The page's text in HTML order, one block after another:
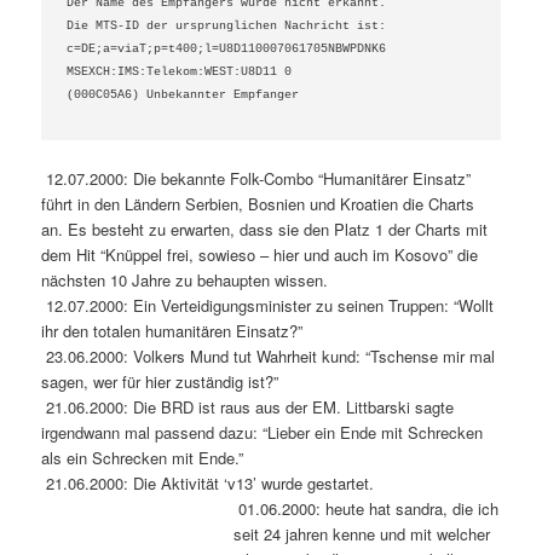
Der Name des Empfangers wurde nicht erkannt.
Die MTS-ID der ursprunglichen Nachricht ist:
c=DE;a=viaT;p=t400;l=U8D110007061705NBWPDNK6
MSEXCH:IMS:Telekom:WEST:U8D11 0
(000C05A6) Unbekannter Empfanger
12.07.2000: Die bekannte Folk-Combo “Humanitärer Einsatz”
führt in den Ländern Serbien, Bosnien und Kroatien die Charts
an. Es besteht zu erwarten, dass sie den Platz 1 der Charts mit
dem Hit “Knüppel frei, sowieso – hier und auch im Kosovo” die
nächsten 10 Jahre zu behaupten wissen.
12.07.2000: Ein Verteidigungsminister zu seinen Truppen: “Wollt
ihr den totalen humanitären Einsatz?”
23.06.2000: Volkers Mund tut Wahrheit kund: “Tschense mir mal
sagen, wer für hier zuständig ist?”
21.06.2000: Die BRD ist raus aus der EM. Littbarski sagte
irgendwann mal passend dazu: “Lieber ein Ende mit Schrecken
als ein Schrecken mit Ende.”
21.06.2000: Die Aktivität ‘v13’ wurde gestartet.
01.06.2000: heute hat sandra, die ich
seit 24 jahren kenne und mit welcher